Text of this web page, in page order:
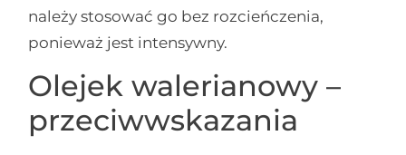
należy stosować go bez rozcieńczenia,
ponieważ jest intensywny.
Olejek walerianowy –
przeciwwskazania